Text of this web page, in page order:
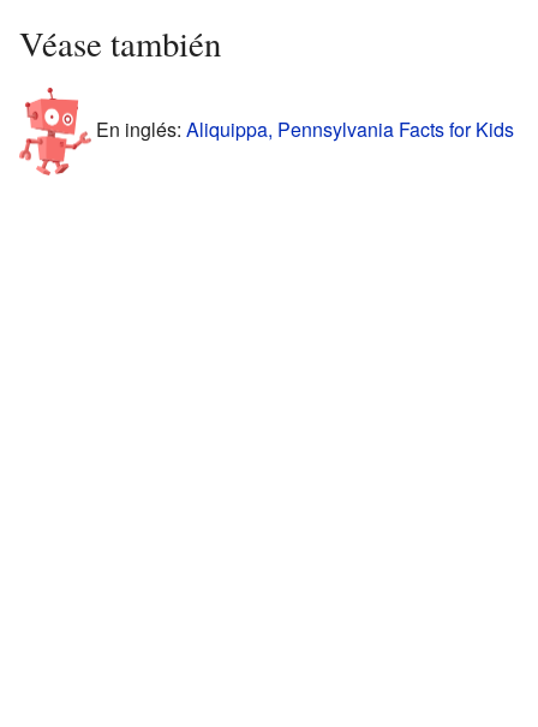
Véase también
En inglés: Aliquippa, Pennsylvania Facts for Kids